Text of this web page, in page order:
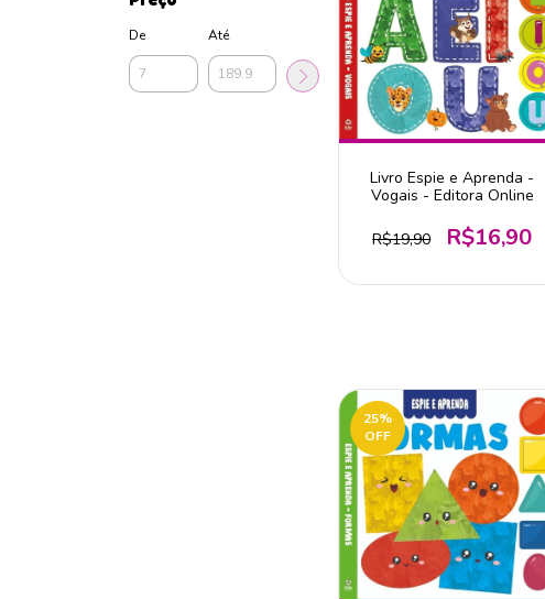
De Até
Livro Espie e Aprenda -
Vogais - Editora Online
R$19,90 R$16,90
25%
OFF